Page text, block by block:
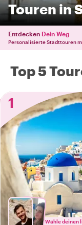
Touren in
Entdecken Dein Weg
Personalisierte Stadttouren
Top 5
1
Wähle deinen